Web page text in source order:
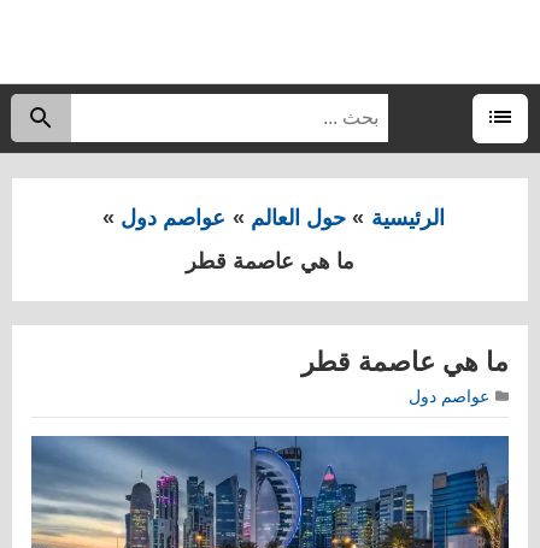
القائمة
عن:
الرئيسية حول العالم
عواصم دول
ما هي عاصمة قطر
ما هي عاصمة قطر
عواصم دول